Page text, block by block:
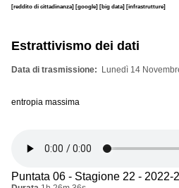
[reddito di cittadinanza] [google] [big data] [infrastrutture]
Estrattivismo dei dati
Data di trasmissione Lunedì 14
entropia massima
Puntata 06 - Stagione 22 - 2022-